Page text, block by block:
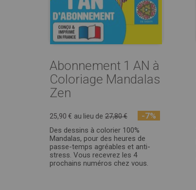
Abonnement 1 AN à
Coloriage Mandalas
Zen
25,90 € au lieu de 27,80 € -7%
Des dessins à colorier 100%
Mandalas, pour des heures de
passe-temps agréables et anti-
stress. Vous recevrez les 4
prochains numéros chez vous.